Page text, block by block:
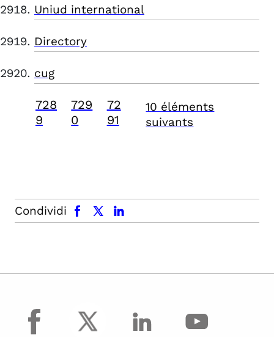
Uniud international
Directory
cug
728
9
729
0
72
91
10 éléments
suivants
Condividi
facebook x.com linkedin
facebook